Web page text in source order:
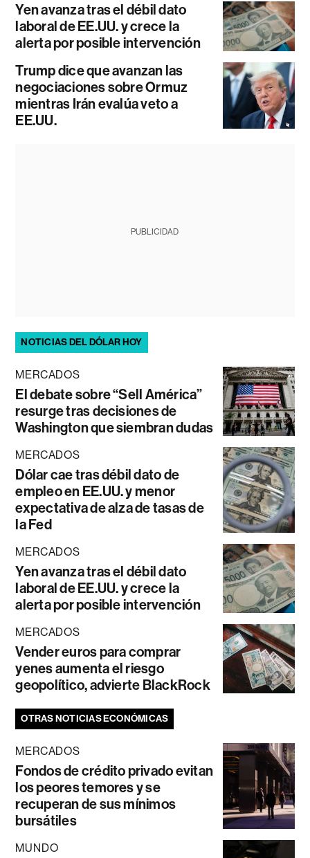
Yen avanza tras el débil dato
laboral de EE.UU. y crece la
alerta por posible intervención
Trump dice que avanzan las
negociaciones sobre Ormuz
mientras Irán evalúa veto a
EE.UU.
PUBLICIDAD
NOTICIAS DEL DÓLAR HOY
MERCADOS
El debate sobre “Sell América”
resurge tras decisiones de
Washington que siembran dudas
MERCADOS
Dólar cae tras débil dato de
empleo en EE.UU. y menor
expectativa de alza de tasas de
la Fed
MERCADOS
Yen avanza tras el débil dato
laboral de EE.UU. y crece la
alerta por posible intervención
MERCADOS
Vender euros para comprar
yenes aumenta el riesgo
geopolítico, advierte BlackRock
OTRAS NOTICIAS ECONÓMICAS
MERCADOS
Fondos de crédito privado evitan
los peores temores y se
recuperan de sus mínimos
bursátiles
MUNDO